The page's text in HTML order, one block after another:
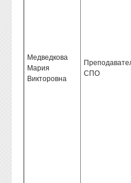
Медведкова
Мария
Викторовна
СПО